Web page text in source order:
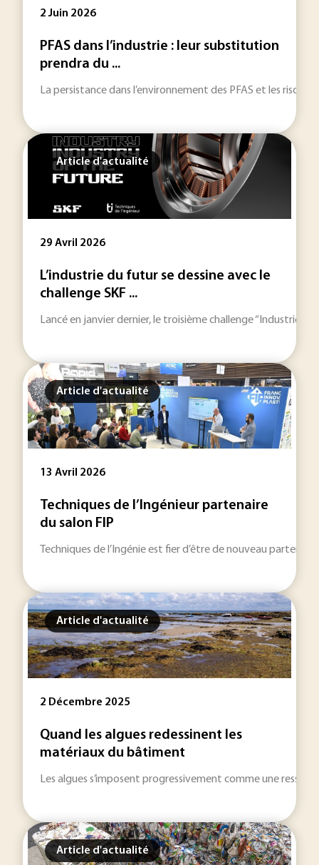
2 Juin 2026
PFAS dans l’industrie : leur substitution
prendra du ...
La persistance dans l’environnement des PFAS et les
Article d'actualité
29 Avril 2026
L’industrie du futur se dessine avec le
challenge SKF ...
Lancé en janvier dernier, le troisième challenge “Industrie
Article d'actualité
13 Avril 2026
Techniques de l’Ingénieur partenaire
du salon FIP
Techniques de l’Ingénie est fier d’être de nouveau
Article d'actualité
2 Décembre 2025
Quand les algues redessinent les
matériaux du bâtiment
Les algues s’imposent progressivement comme une
Article d'actualité